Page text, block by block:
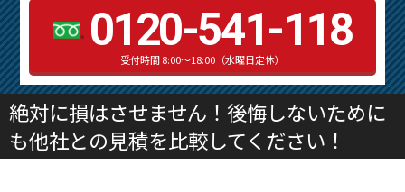
0120-541-118
受付時間 8:00～18:00（水曜日定休）
絶対に損はさせません！後悔しないために
も他社との見積を比較してください！